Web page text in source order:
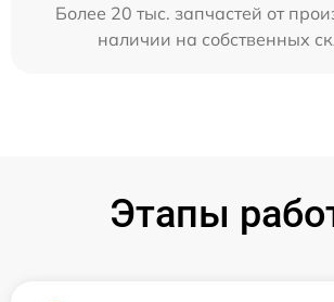
Более 20 тыс. запчастей от
наличии на собственных
Этапы